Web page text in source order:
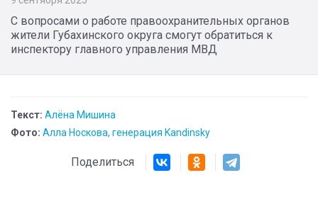
С вопросами о работе правоохранительных органов
жители Губахинского округа смогут обратиться к
инспектору главного управления МВД
Текст: Алёна Мишина
Фото: Алла Носкова, генерация Kandinsky
Поделиться